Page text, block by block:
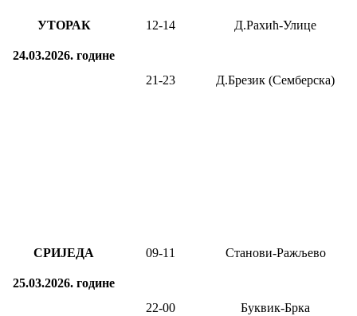
УТОРАК
24.03.2026. године
12-14 Д.Рахић-Улице
21-23 Д.Брезик (Семберска)
СРИЈЕДА
25.03.2026. године
09-1 1 Станови-Ражљево
22-00 Буквик-Брка